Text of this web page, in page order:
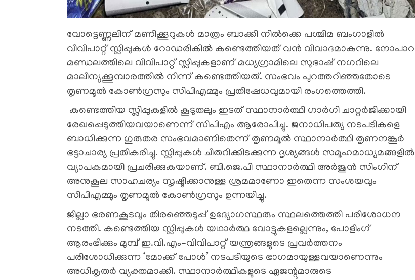
വോട്ടെണ്ണലിന് മണിക്കൂറുകൾ മാത്രം ബാക്കി നിൽക്കെ പശ്ചിമ ബംഗാളിൽ
വിവിപാറ്റ് സ്ലിപ്പുകൾ റോഡരികിൽ കണ്ടെത്തിയത് വൻ വിവാദമാകുന്നു. നോപാറ
മണ്ഡലത്തിലെ വിവിപാറ്റ് സ്ലിപ്പുകളാണ് മധ്യഗ്രാമിലെ സുഭാഷ് നഗറിലെ
മാലിന്യക്കൂമ്പാരത്തിൽ നിന്ന് കണ്ടെത്തിയത്. സംഭവം പുറത്തറിഞ്ഞതോടെ
തൃണമൂൽ കോൺഗ്രസും സിപിഎമ്മും പ്രതിഷേധവുമായി രം​ഗത്തെത്തി.
കണ്ടെത്തിയ സ്ലിപ്പുകളിൽ കൂടുതലും ഇടത് സ്ഥാനാർത്ഥി ഗാർഗി ചാറ്റർജിക്കായി
രേഖപ്പെടുത്തിയവയാണെന്ന് സിപിഎം ആരോപിച്ചു. ജനാധിപത്യ നടപടികളെ
ബാധിക്കുന്ന ഗുരുതര സംഭവമാണിതെന്ന് തൃണമൂൽ സ്ഥാനാർത്ഥി തൃണനങ്കൂർ
ഭട്ടാചാര്യ പ്രതികരിച്ചു. സ്ലിപ്പുകൾ ചിതറിക്കിടക്കുന്ന ദൃശ്യങ്ങൾ സമൂഹമാധ്യമങ്ങളിൽ
വ്യാപകമായി പ്രചരിക്കുകയാണ്. ബി.ജെ.പി സ്ഥാനാർത്ഥി അർജുൻ സിംഗിന്
അനുകൂല സാഹചര്യം സൃഷ്ടിക്കാനുള്ള ശ്രമമാണോ ഇതെന്ന സംശയവും
സിപിഎമ്മും തൃണമൂൽ കോൺ​ഗ്രസും ഉന്നയിച്ചു.
ജില്ലാ ഭരണകൂടവും തിരഞ്ഞെടുപ്പ് ഉദ്യോഗസ്ഥരും സ്ഥലത്തെത്തി പരിശോധന
നടത്തി. കണ്ടെത്തിയ സ്ലിപ്പുകൾ യഥാർത്ഥ വോട്ടുകളല്ലെന്നും, പോളിംഗ്
ആരംഭിക്കും മുമ്പ് ഇ.വി.എം–വിവിപാറ്റ് യന്ത്രങ്ങളുടെ പ്രവർത്തനം
പരിശോധിക്കുന്ന ‘മോക്ക് പോൾ’ നടപടിയുടെ ഭാഗമായുള്ളവയാണെന്നും
അധികൃതർ വ്യക്തമാക്കി. സ്ഥാനാർത്ഥികളുടെ ഏജന്റുമാരുടെ